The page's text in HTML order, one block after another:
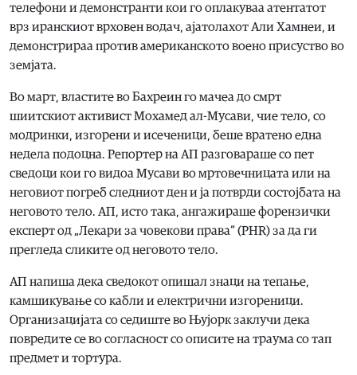
телефони и демонстранти кои го оплакуваа атентатот
врз иранскиот врховен водач, ајатолахот Али Хамнеи, и
демонстрираа против американското воено присуство во
земјата.
Во март, властите во Бахреин го мачеа до смрт
шиитскиот активист Мохамед ал-Мусави, чие тело, со
модринки, изгорени и исеченици, беше вратено една
недела подоцна. Репортер на АП разговараше со пет
сведоци кои го видоа Мусави во мртовечницата или на
неговиот погреб следниот ден и ја потврди состојбата на
неговото тело. АП, исто така, ангажираше форензички
експерт од „Лекари за човекови права“ (PHR) за да ги
прегледа сликите од неговото тело.
АП напиша дека сведокот опишал знаци на тепање,
камшикување со кабли и електрични изгореници.
Организацијата со седиште во Њујорк заклучи дека
повредите се во согласност со описите на траума со тап
предмет и тортура.